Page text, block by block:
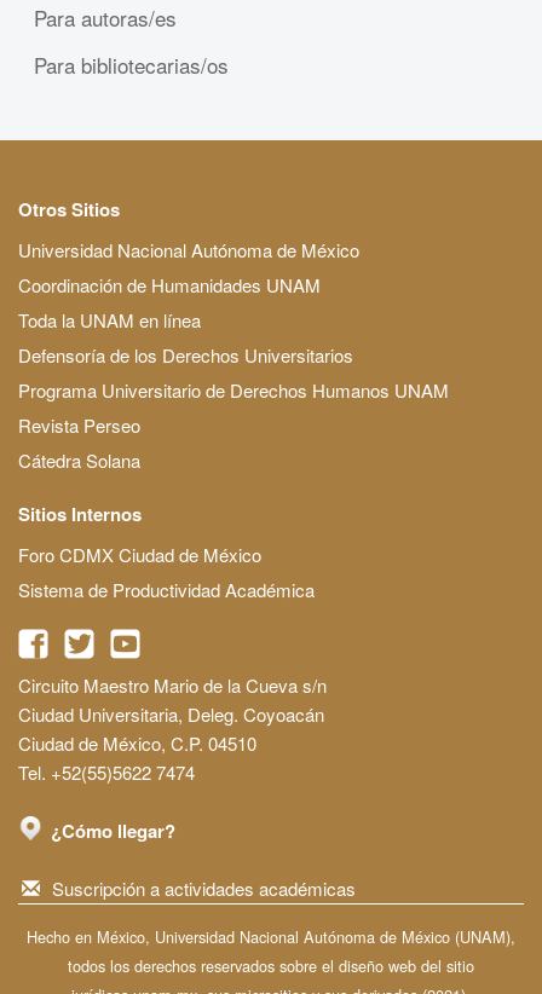
Para autoras/es
Para bibliotecarias/os
Otros Sitios
Universidad Nacional Autónoma de México
Coordinación de Humanidades UNAM
Toda la UNAM en línea
Defensoría de los Derechos Universitarios
Programa Universitario de Derechos Humanos UNAM
Revista Perseo
Cátedra Solana
Sitios Internos
Foro CDMX Ciudad de México
Sistema de Productividad Académica
Circuito Maestro Mario de la Cueva s/n
Ciudad Universitaria, Deleg. Coyoacán
Ciudad de México, C.P. 04510
Tel. +52(55)5622 7474
¿Cómo llegar?
Suscripción a actividades académicas
Hecho en México, Universidad Nacional Autónoma de México (UNAM),
todos los derechos reservados sobre el diseño web del sitio